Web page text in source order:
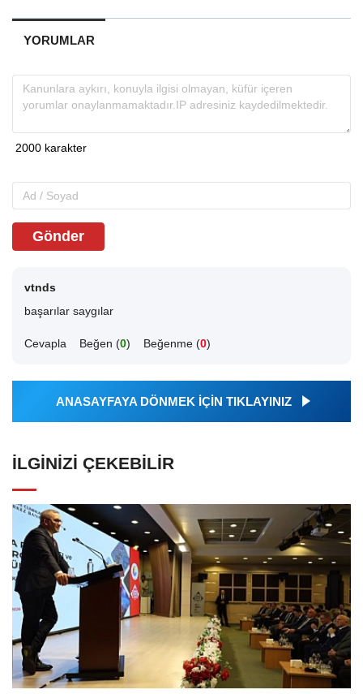
YORUMLAR
Gönder
vtnds
başarılar saygılar
Cevapla Beğen (0) Beğenme (0)
ANASAYFAYA DÖNMEK İÇİN TIKLAYINIZ
İLGINIZI ÇEKEBILIR